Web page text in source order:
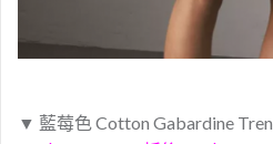
▼ 藍莓色 Cotton Gabardine